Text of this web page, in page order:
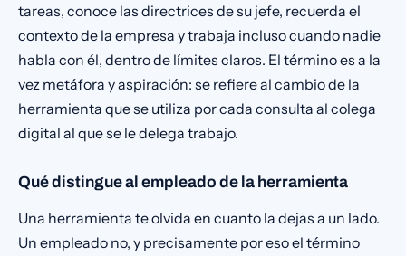
tareas, conoce las directrices de su jefe, recuerda el
contexto de la empresa y trabaja incluso cuando nadie
habla con él, dentro de límites claros. El término es a la
vez metáfora y aspiración: se refiere al cambio de la
herramienta que se utiliza por cada consulta al colega
digital al que se le delega trabajo.
Qué distingue al empleado de la herramienta
Una herramienta te olvida en cuanto la dejas a un lado.
Un empleado no, y precisamente por eso el término